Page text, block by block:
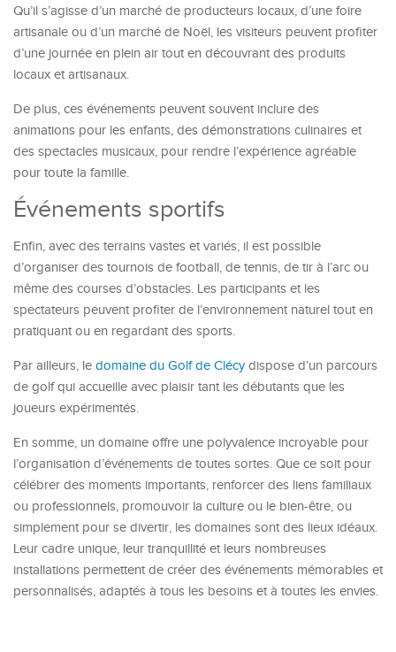
Qu’il s’agisse d’un marché de producteurs locaux, d’une foire
artisanale ou d’un marché de Noël, les visiteurs peuvent profiter
d’une journée en plein air tout en découvrant des produits
locaux et artisanaux.
De plus, ces événements peuvent souvent inclure des
animations pour les enfants, des démonstrations culinaires et
des spectacles musicaux, pour rendre l’expérience agréable
pour toute la famille.
Événements sportifs
Enfin, avec des terrains vastes et variés, il est possible
d’organiser des tournois de football, de tennis, de tir à l’arc ou
même des courses d’obstacles. Les participants et les
spectateurs peuvent profiter de l’environnement naturel tout en
pratiquant ou en regardant des sports.
Par ailleurs, le domaine du Golf de Clécydispose d’un parcours
de golf qui accueille avec plaisir tant les débutants que les
joueurs expérimentés.
En somme, un domaine offre une polyvalence incroyable pour
l’organisation d’événements de toutes sortes. Que ce soit pour
célébrer des moments importants, renforcer des liens familiaux
ou professionnels, promouvoir la culture ou le bien-être, ou
simplement pour se divertir, les domaines sont des lieux idéaux.
Leur cadre unique, leur tranquillité et leurs nombreuses
installations permettent de créer des événements mémorables et
personnalisés, adaptés à tous les besoins et à toutes les envies.